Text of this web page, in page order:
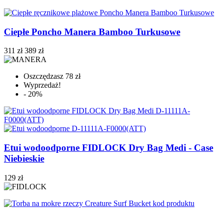
Ciepłe Poncho Manera Bamboo Turkusowe
311 zł389 zł
Oszczędzasz 78 zł
Wyprzedaż!
- 20%
Etui wodoodporne FIDLOCK Dry Bag Medi - Case
Niebieskie
129 zł